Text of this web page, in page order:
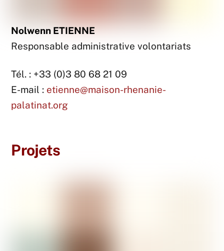
Nolwenn ETIENNE
Responsable administrative volontariats
Tél. : +33 (0)3 80 68 21 09
E-mail : etienne@maison-rhenanie-
palatinat.org
Projets